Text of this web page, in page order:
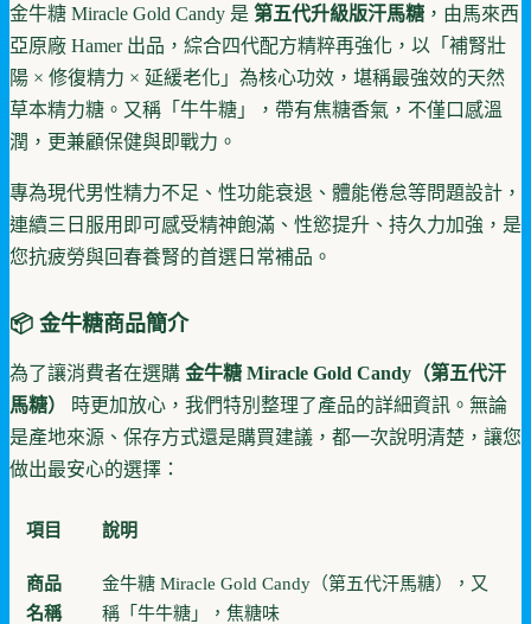
金牛糖 Miracle Gold Candy 是 第五代升級版汗馬糖 ，由馬來西
亞原廠 Hamer 出品，綜合四代配方精粹再強化，以「補腎壯
陽 × 修復精力 × 延緩老化」為核心功效，堪稱最強效的天然
草本精力糖。又稱「牛牛糖」，帶有焦糖香氣，不僅口感溫
潤，更兼顧保健與即戰力。
專為現代男性精力不足、性功能衰退、體能倦怠等問題設計，
連續三日服用即可感受精神飽滿、性慾提升、持久力加強，是
您抗疲勞與回春養腎的首選日常補品。
📦 金牛糖商品簡介
為了讓消費者在選購 金牛糖 Miracle Gold Candy（第五代汗
馬糖）
時更加放心，我們特別整理了產品的詳細資訊。無論
是產地來源、保存方式還是購買建議，都一次說明清楚，讓您
做出最安心的選擇：
項目 說明
商品
名稱
金牛糖 Miracle Gold Candy（第五代汗馬糖），又
稱「牛牛糖」，焦糖味